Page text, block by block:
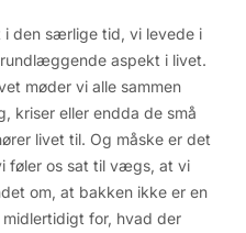
i den særlige tid, vi levede i
aspekt i livet.
møder vi alle sammen
kriser eller endda de små
livet til. Og måske er det
føler os sat til vægs, at vi
om, at bakken ikke er en
for, hvad der